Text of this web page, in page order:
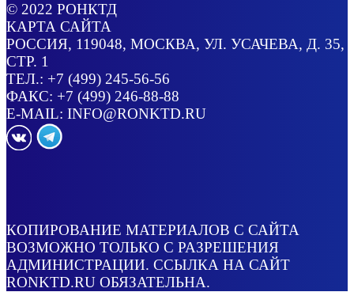
© 2022 РОНКТД
КАРТА САЙТА
РОССИЯ, 119048, МОСКВА, УЛ. УСАЧЕВА, Д. 35,
СТР. 1
ТЕЛ.: +7 (499) 245-56-56
ФАКС: +7 (499) 246-88-88
E-MAIL: INFO@RONKTD.RU
КОПИРОВАНИЕ МАТЕРИАЛОВ С САЙТА
ВОЗМОЖНО ТОЛЬКО С РАЗРЕШЕНИЯ
АДМИНИСТРАЦИИ. ССЫЛКА НА САЙТ
RONKTD.RU ОБЯЗАТЕЛЬНА.